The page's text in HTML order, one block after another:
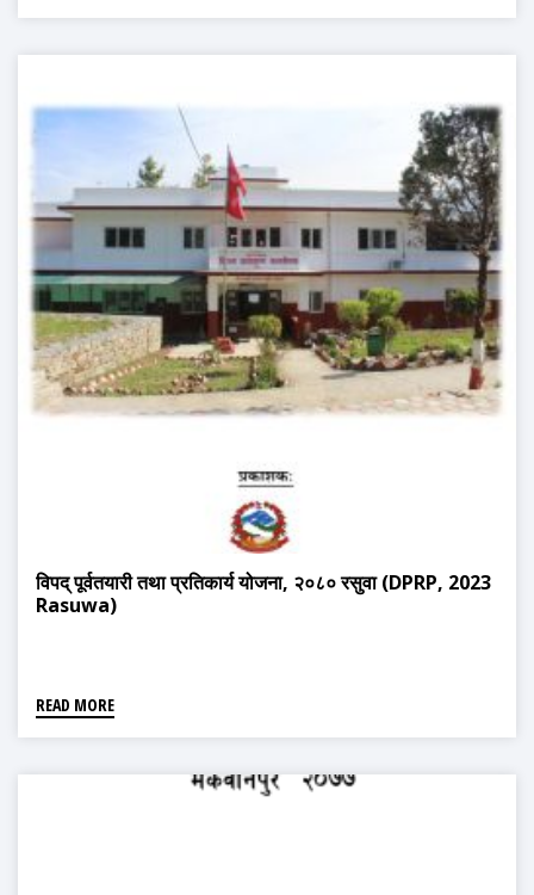
विपद् पूर्वतयारी तथा प्रतिकार्य योजना, २०८० रसुवा (DPRP, 2023
Rasuwa)
READ MORE